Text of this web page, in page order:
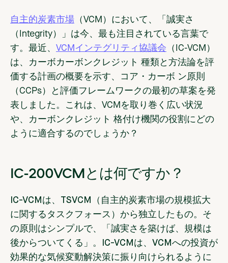
自主的炭素市場 （VCM）において、「誠実さ
（Integrity）」は今、最も注目されている言葉で
す。最近、 VCMインテグリティ協議会 （IC-VCM）
は、カーボカーボンクレジット 種類と方法論を評
価する計画の概要を示す、コア・カーボ ン原則
（CCPs）と評価フレームワークの最初の草案を発
表しました。これは、VCMを取り巻く広い状況
や、カーボンクレジット 格付け機関の役割にどの
ように適合するのでしょうか？
IC-200VCMとは何ですか？
IC-VCMは、TSVCM（自主的炭素市場の規模拡大
に関するタスクフォース）から独立したもの。そ
の原則はシンプルで、「誠実さを築けば、規模は
後からついてくる」。IC-VCMは、VCMへの投資が
効果的な気候変動解決策に振り向けられるように